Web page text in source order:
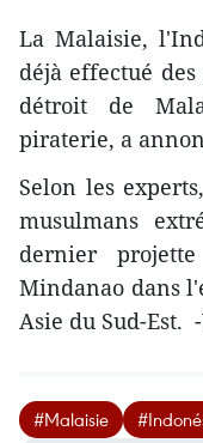
La Malaisie,
déjà effectué
détroit de
piraterie, a
Selon les
musulmans
dernier
Mindanao dans
Asie du Sud-Est.
#Malaisie